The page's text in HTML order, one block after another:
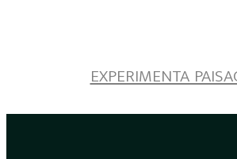
EXPERIMENTA